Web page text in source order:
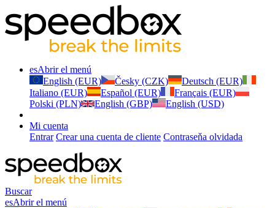
esAbrir el menú
English (EUR)
Česky (CZK)
Deutsch (EUR)
Italiano (EUR)
Español (EUR)
Français (EUR)
Polski (PLN)
English (GBP) English (USD)
Mi cuenta
Entrar Crear una cuenta de cliente Contraseňa olvidada
Buscar
esAbrir el menú